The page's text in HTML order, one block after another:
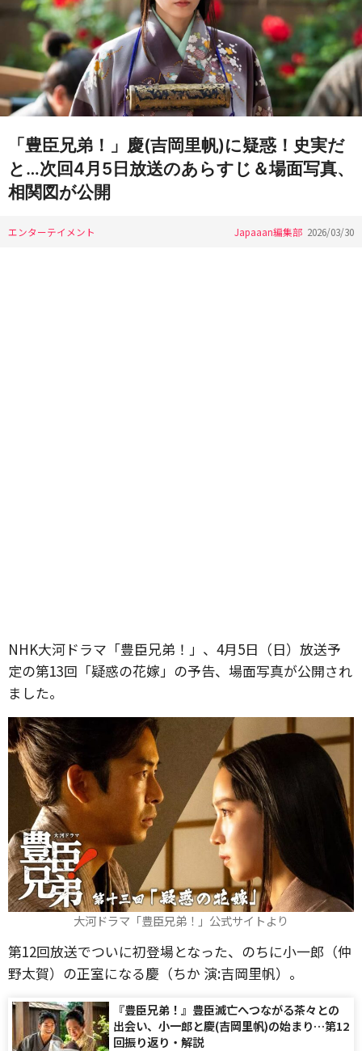
「豊臣兄弟！」慶(吉岡里帆)に疑惑！史実だ
と…次回4月5日放送のあらすじ＆場面写真、
相関図が公開
エンターテイメント Japaaan編集部 2026/03/30
NHK大河ドラマ「豊臣兄弟！」、4月5日（日）放送予
定の第13回「疑惑の花嫁」の予告、場面写真が公開され
ました。
大河ドラマ「豊臣兄弟！」公式サイトより
第12回放送でついに初登場となった、のちに小一郎（仲
野太賀）の正室になる慶（ちか 演:吉岡里帆）。
『豊臣兄弟！』豊臣滅亡へつながる茶々との
出会い、小一郎と慶(吉岡里帆)の始まり…第12
回振り返り・解説